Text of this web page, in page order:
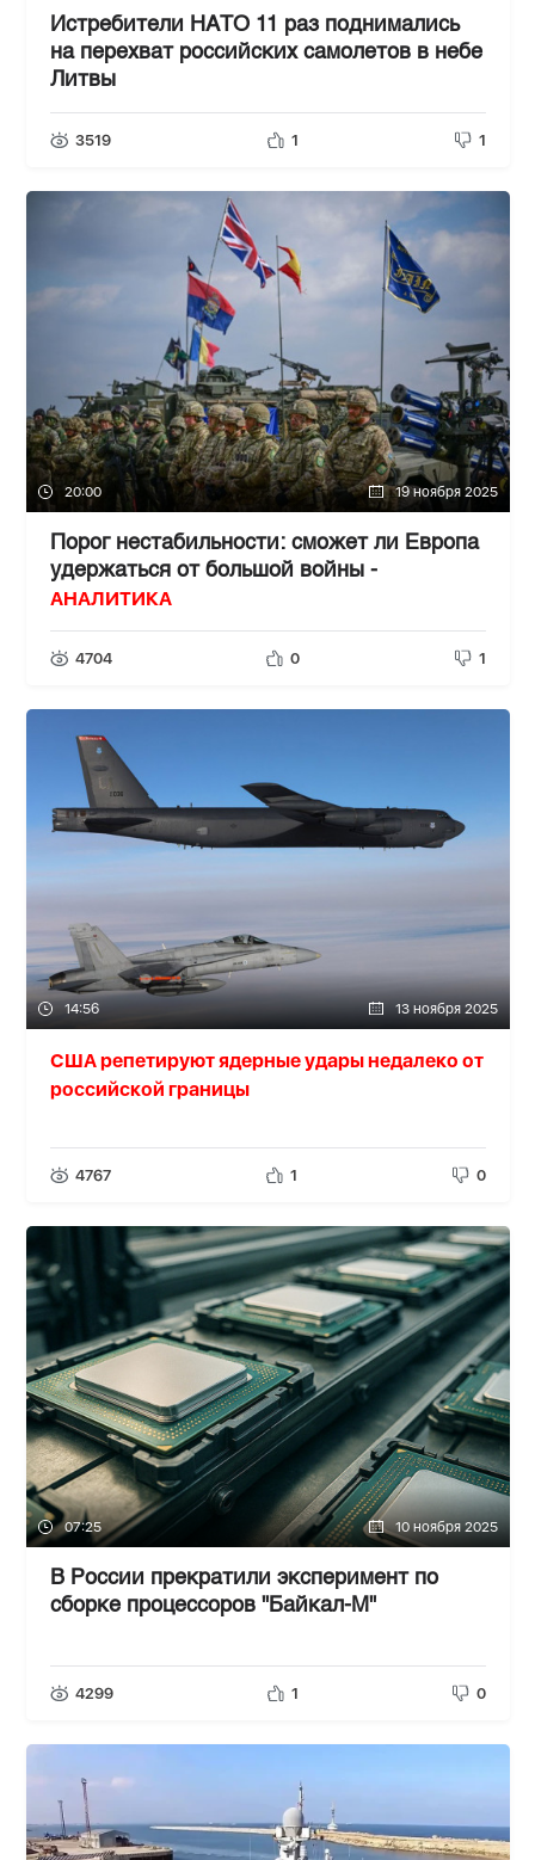
Истребители НАТО 11 раз поднимались
на перехват российских самолетов в небе
Литвы
3519 1 1
20:00 19 ноября 2025
Порог нестабильности: сможет ли Европа
удержаться от большой войны -
АНАЛИТИКА
4704 0 1
14:56 13 ноября 2025
США репетируют ядерные удары недалеко от
российской границы
4767 1 0
07:25 10 ноября 2025
В России прекратили эксперимент по
сборке процессоров "Байкал-М"
4299 1 0